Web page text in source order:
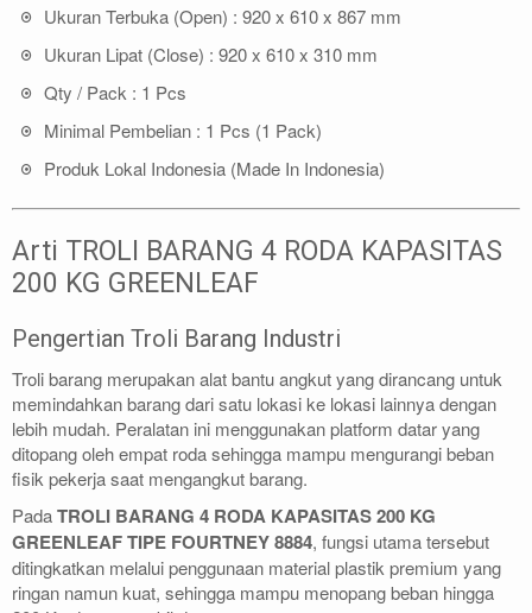
Ukuran Terbuka (Open) : 920 x 610 x 867 mm
Ukuran Lipat (Close) : 920 x 610 x 310 mm
Qty / Pack : 1 Pcs
Minimal Pembelian : 1 Pcs (1 Pack)
Produk Lokal Indonesia (Made In Indonesia)
Arti TROLI BARANG 4 RODA KAPASITAS
200 KG GREENLEAF
Pengertian Troli Barang Industri
Troli barang merupakan alat bantu angkut yang dirancang untuk
memindahkan barang dari satu lokasi ke lokasi lainnya dengan
lebih mudah. Peralatan ini menggunakan platform datar yang
ditopang oleh empat roda sehingga mampu mengurangi beban
fisik pekerja saat mengangkut barang.
PadaTROLI BARANG 4 RODA KAPASITAS 200 KG
GREENLEAF TIPE FOURTNEY 8884, fungsi utama tersebut
ditingkatkan melalui penggunaan material plastik premium yang
ringan namun kuat, sehingga mampu menopang beban hingga